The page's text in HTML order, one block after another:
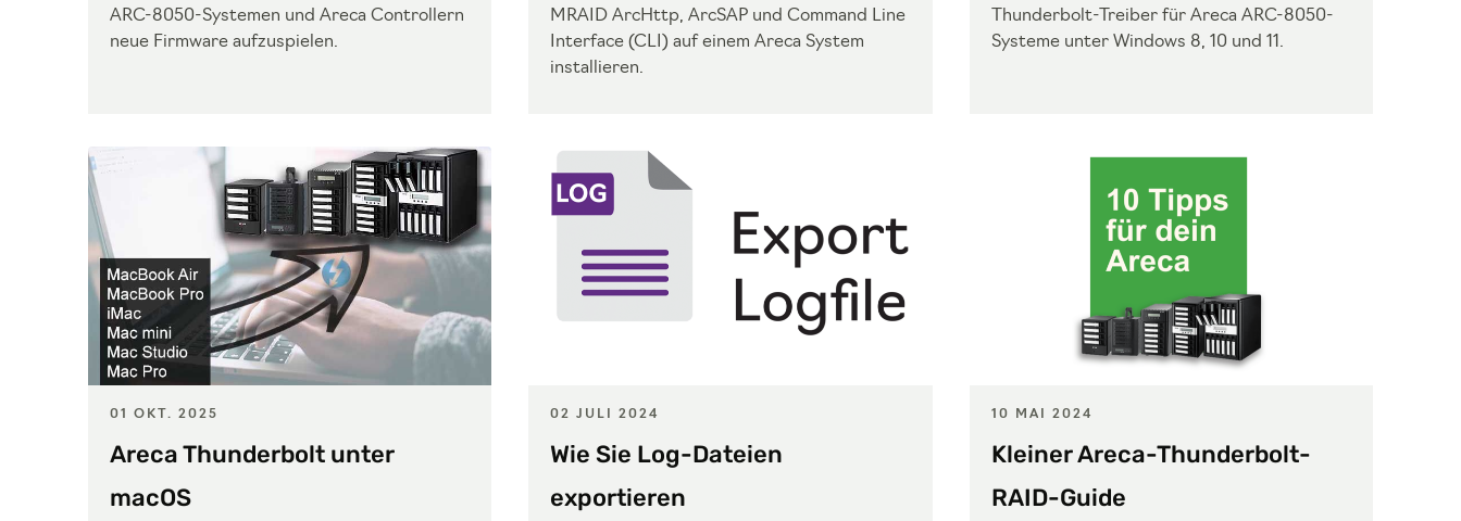
ARC-8050-Systemen und Areca Controllern
neue Firmware aufzuspielen.
MRAID ArcHttp, ArcSAP und Command Line
Interface (CLI) auf einem Areca System
installieren.
Thunderbolt-Treiber für Areca ARC-8050-
Systeme unter Windows 8, 10 und 11.
01 OKT. 2025
Areca Thunderbolt unter
macOS
02 JULI 2024
Wie Sie Log-Dateien
exportieren
10 MAI 2024
Kleiner Areca-Thunderbolt-
RAID-Guide